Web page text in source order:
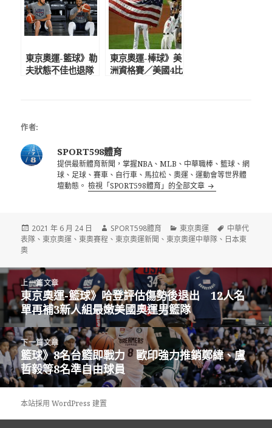
東京奧運-籃球》勒
夫狀態不佳也退隊
東京奧運-棒球》美
洲資格賽／美國4比
作者:
SPORT598體育
提供最新體育新聞，掌握NBA、MLB、中華職棒、籃球、網
球、足球、賽車、自行車、馬拉松、奧運、運動會等世界體
壇動態。檢視「SPORT598體育」的全部文章
發
佈
2021 年 6 月 24 日
作
者
SPORT598體育
分
類
東京奧運
標
籤
中華代
表隊 、東京奧運 、東奧賽程 、東京奧運新聞 、東京奧運中華隊 、 日本東
奧
文
章
導
上一篇文章
上
一
篇
文
章:
東京奧運-籃球》哈登評估傷勢後退出 12人名
單再補3新人組最嫩美國奧運男籃隊
下一篇文章
下
一
篇
文
籃球》8名台籃即戰力 歐印強力推銷鄭緯、盧
哲毅等8名準自由球員
本站採用 WordPress 建置